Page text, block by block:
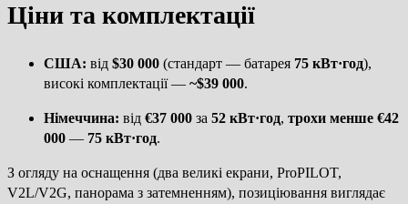
Ціни та комплектації
США: від $30 000 (стандарт — батарея 75 кВт·год),
високі комплектації — ~$39 000.
Німеччина: від €37 000 за 52 кВт·год, трохи менше €42
000 — 75 кВт·год.
З огляду на оснащення (два великі екрани, ProPILOT,
V2L/V2G, панорама з затемненням), позиціювання виглядає